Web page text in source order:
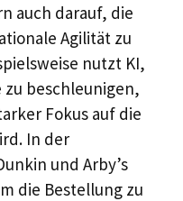
auch darauf, die
Agilität zu
nutzt KI,
zu beschleunigen,
Fokus auf die
In der
und Arby’s
die Bestellung zu